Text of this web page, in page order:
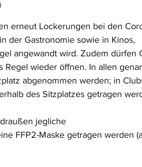
erneut Lockerungen bei den
der Gastronomie sowie in Kinos,
angewandt wird. Zudem dürfen
Regel wieder öffnen. In allen
abgenommen werden; in
des Sitzplatzes getragen
jegliche
FFP2-Maske getragen werden